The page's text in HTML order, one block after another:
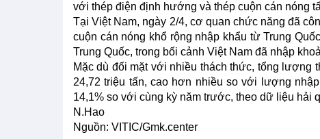
với thép điện định hướng và thép cuộn cán nóng
Tại Việt Nam, ngày 2/4, cơ quan chức năng đã
cuộn cán nóng khổ rộng nhập khẩu từ Trung
Trung Quốc, trong bối cảnh Việt Nam đã nhập
Mặc dù đối mặt với nhiều thách thức, tổng lượng
24,72 triệu tấn, cao hơn nhiều so với lượng
14,1% so với cùng kỳ năm trước, theo dữ liệu hải
N.Hao
Nguồn: VITIC/Gmk.center